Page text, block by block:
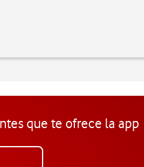
que te ofrece la app